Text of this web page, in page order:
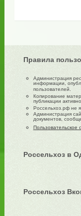
Правила
Администрация
информации,
пользователей.
Копирование
публикации
Россельхоз.рф не
Администрация
документов,
Пользовательское
Россельхоз в
Россельхоз